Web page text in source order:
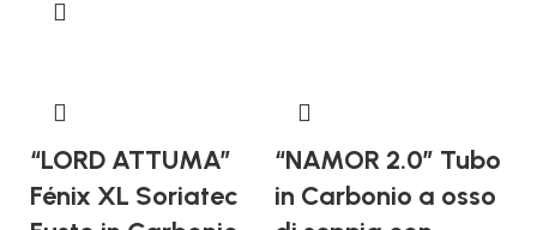
“LORD ATTUMA”
Fénix XL Soriatec
“NAMOR 2.0” Tubo
in Carbonio a osso